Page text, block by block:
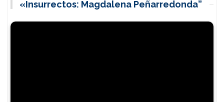
«Insurrectos: Magdalena Peñarredonda”